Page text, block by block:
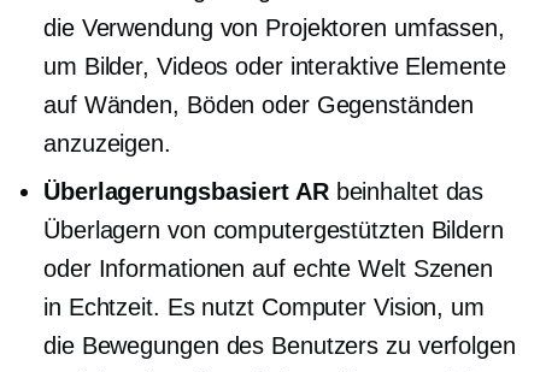
die Verwendung von Projektoren umfassen,
um Bilder, Videos oder interaktive Elemente
auf Wänden, Böden oder Gegenständen
anzuzeigen.
Überlagerungsbasiert ARbeinhaltet das
Überlagern von computergestützten Bildern
oder Informationen auf echte WeltSzenen
in Echtzeit. Es nutzt Computer Vision, um
die Bewegungen des Benutzers zu verfolgen